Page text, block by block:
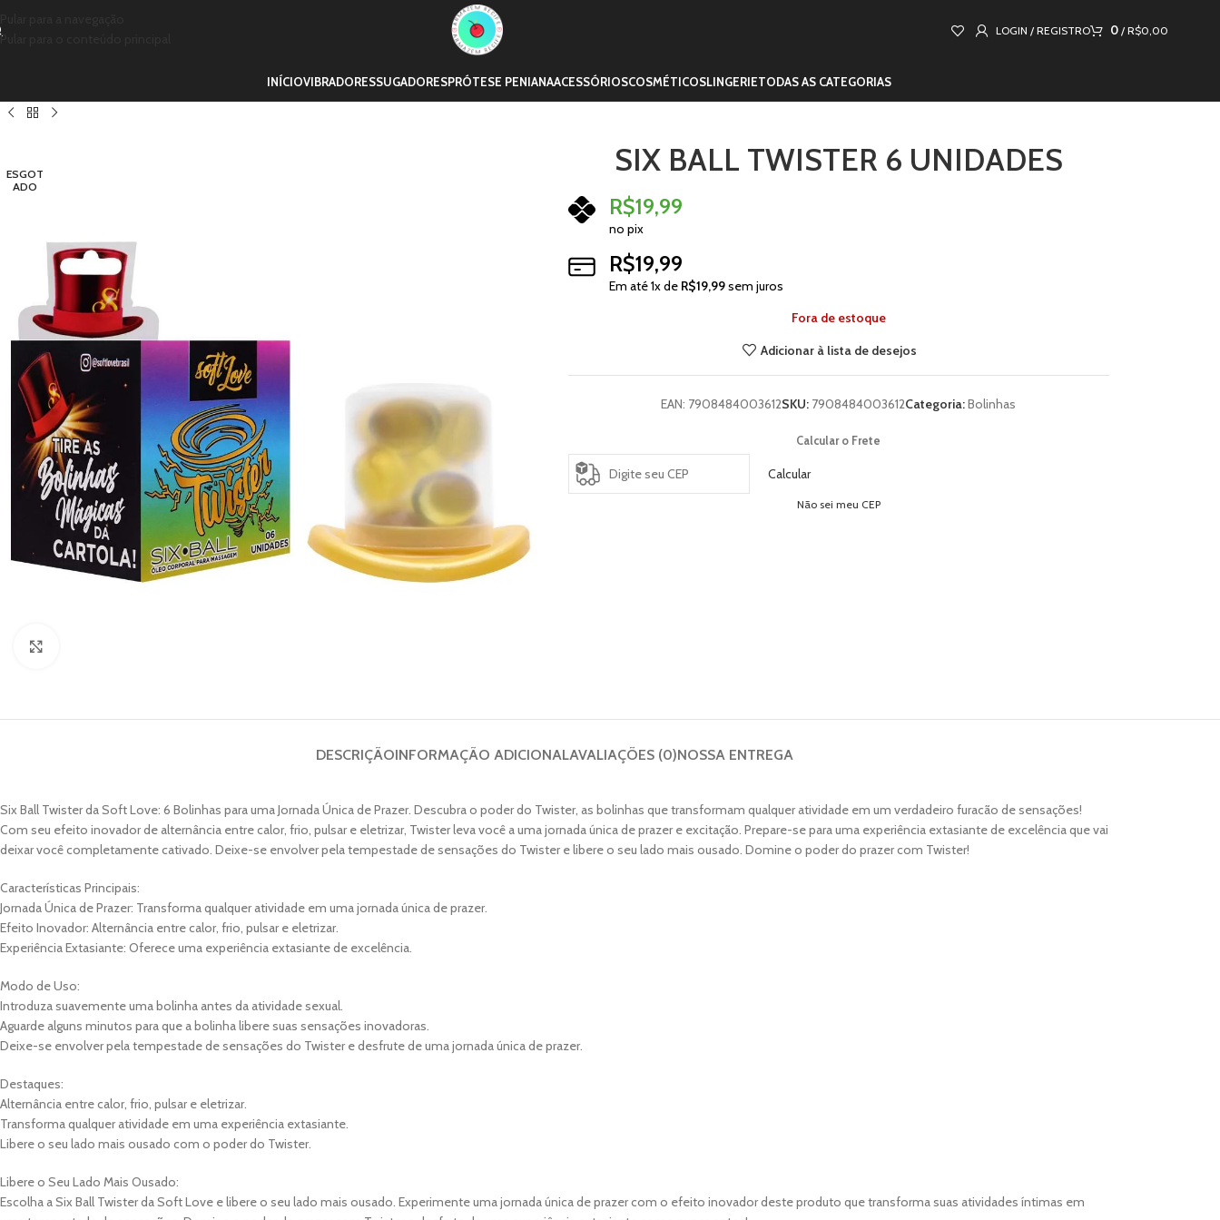
Pular para o conteúdo principal
LOGIN / REGISTRO 0 / R$0,00
INÍCIOVIBRADORESSUGADORESPRÓTESE PENIANAACESSÓRIOSCOSMÉTICOSLINGERIETODAS AS CATEGORIAS
ESGOT
ADO
SIX BALL TWISTER 6 UNIDADES
R$19,99
no pix
R$19,99
Em até1x de R$19,99sem juros
Fora de estoque
Adicionar à lista de desejos
EAN: 7908484003612SKU: 7908484003612Categoria:Bolinhas
Calcular o Frete
Calcular
Não sei meu CEP
DESCRIÇÃOINFORMAÇÃO ADICIONALAVALIAÇÕES (0)NOSSA ENTREGA
Six Ball Twister da Soft Love: 6 Bolinhas para uma Jornada Única de Prazer. Descubra o poder do Twister, as bolinhas que transformam qualquer atividade em um verdadeiro furacão de sensações!
Com seu efeito inovador de alternância entre calor, frio, pulsar e eletrizar, Twister leva você a uma jornada única de prazer e excitação. Prepare-se para uma experiência extasiante de excelência que vai
deixar você completamente cativado. Deixe-se envolver pela tempestade de sensações do Twister e libere o seu lado mais ousado. Domine o poder do prazer com Twister!
Características Principais:
Jornada Única de Prazer: Transforma qualquer atividade em uma jornada única de prazer.
Efeito Inovador: Alternância entre calor, frio, pulsar e eletrizar.
Experiência Extasiante: Oferece uma experiência extasiante de excelência.
Modo de Uso:
Introduza suavemente uma bolinha antes da atividade sexual.
Aguarde alguns minutos para que a bolinha libere suas sensações inovadoras.
Deixe-se envolver pela tempestade de sensações do Twister e desfrute de uma jornada única de prazer.
Destaques:
Alternância entre calor, frio, pulsar e eletrizar.
Transforma qualquer atividade em uma experiência extasiante.
Libere o seu lado mais ousado com o poder do Twister.
Libere o Seu Lado Mais Ousado:
Escolha a Six Ball Twister da Soft Love e libere o seu lado mais ousado. Experimente uma jornada única de prazer com o efeito inovador deste produto que transforma suas atividades íntimas em